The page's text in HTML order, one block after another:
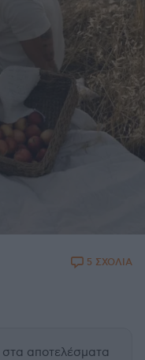
5 ΣΧΟΛΙΑ
στα αποτελέσματα